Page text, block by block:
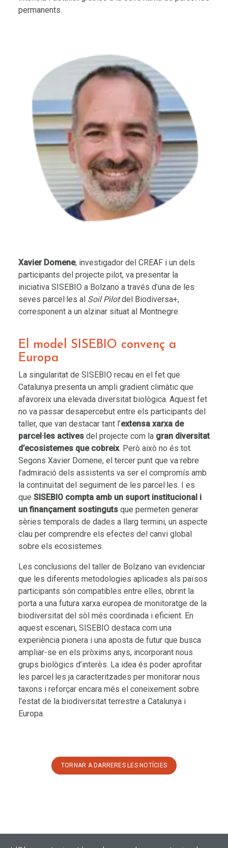
permanents.
Xavier Domene, investigador del CREAF i un dels
participants del projecte pilot, va presentar la
iniciativa SISEBIO a Bolzano a través d’una de les
seves parcel·les al Soil Pilotdel Biodiversa+,
corresponent a un alzinar situat al Montnegre.
El model SISEBIO convenç a
Europa
La singularitat de SISEBIO recau en el fet que
Catalunya presenta un ampli gradient climàtic que
afavoreix una elevada diversitat biològica. Aquest fet
no va passar desapercebut entre els participants del
taller, que van destacar tant l’extensa xarxa de
parcel·les actives del projecte com la gran diversitat
d’ecosistemes que cobreix. Però això no és tot.
Segons Xavier Domene, el tercer punt que va rebre
l’admiració dels assistents va ser el compromís amb
la continuïtat del seguiment de les parcel·les. I es
que SISEBIO compta amb un suport institucional i
un finançament sostinguts que permeten generar
sèries temporals de dades a llarg termini, un aspecte
clau per comprendre els efectes del canvi global
sobre els ecosistemes.
Les conclusions del taller de Bolzano van evidenciar
que les diferents metodologies aplicades als països
participants són compatibles entre elles, obrint la
porta a una futura xarxa europea de monitoratge de la
biodiversitat del sòl més coordinada i eficient. En
aquest escenari, SISEBIO destaca com una
experiència pionera i una aposta de futur que busca
ampliar-se en els pròxims anys, incorporant nous
grups biològics d’interès. La idea és poder aprofitar
les parcel·les ja caracteritzades per monitorar nous
taxons i reforçar encara més el coneixement sobre
l’estat de la biodiversitat terrestre a Catalunya i
Europa.
TORNAR A DARRERES LES NOTÍCIES